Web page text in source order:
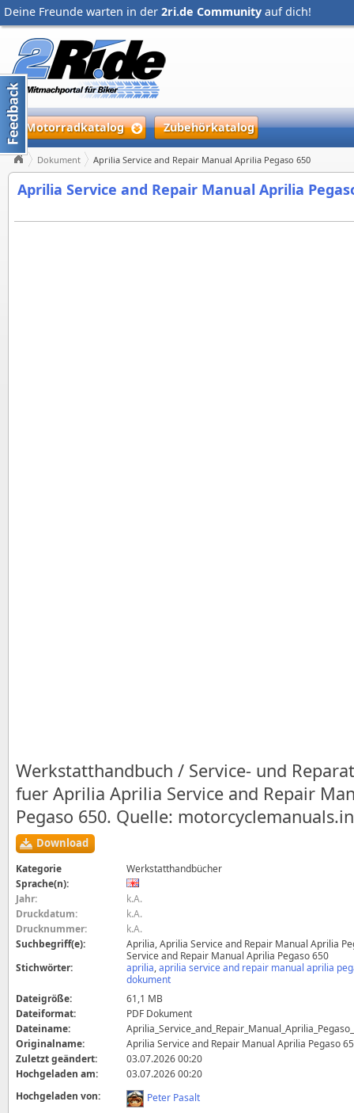
Deine Freunde warten in der 2ri.de Community auf dich!
Motorradkatalog Zubehörkatalog
Dokument Aprilia Service and Repair Manual Aprilia Pegaso 650
Aprilia Service and Repair Manual Aprilia
Werkstatthandbuch / Service- und
fuer Aprilia Aprilia Service and Repair
Pegaso 650. Quelle:
Download
Kategorie
Werkstatthandbücher
Sprache(n):
Jahr:
k.A.
Druckdatum:
k.A.
Drucknummer:
k.A.
Suchbegriff(e):
Aprilia, Aprilia Service and Repair Manual Aprilia
Service and Repair Manual Aprilia Pegaso 650
Stichwörter:
aprilia,aprilia service and repair manual aprilia
dokument
Dateigröße:
61,1 MB
Dateiformat:
PDF Dokument
Dateiname:
Originalname:
Aprilia Service and Repair Manual Aprilia Pegaso
Zuletzt geändert:
03.07.2026 00:20
Hochgeladen am:
03.07.2026 00:20
Hochgeladen von:
Peter Pasalt